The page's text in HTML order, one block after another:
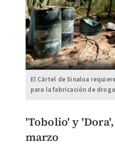
El Cártel de Sinaloa
para la fabricación de
'Tobolio' y
marzo